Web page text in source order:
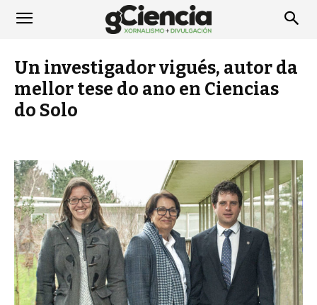
Un investigador vigués, autor da
mellor tese do ano en Ciencias
do Solo